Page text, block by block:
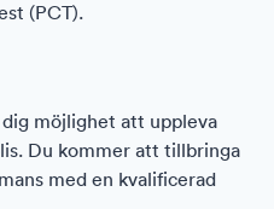
(PCT).
möjlighet att uppleva
Du kommer att tillbringa
med en kvalificerad